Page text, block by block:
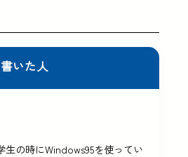
いた人
生の時にWindows95を使ってい